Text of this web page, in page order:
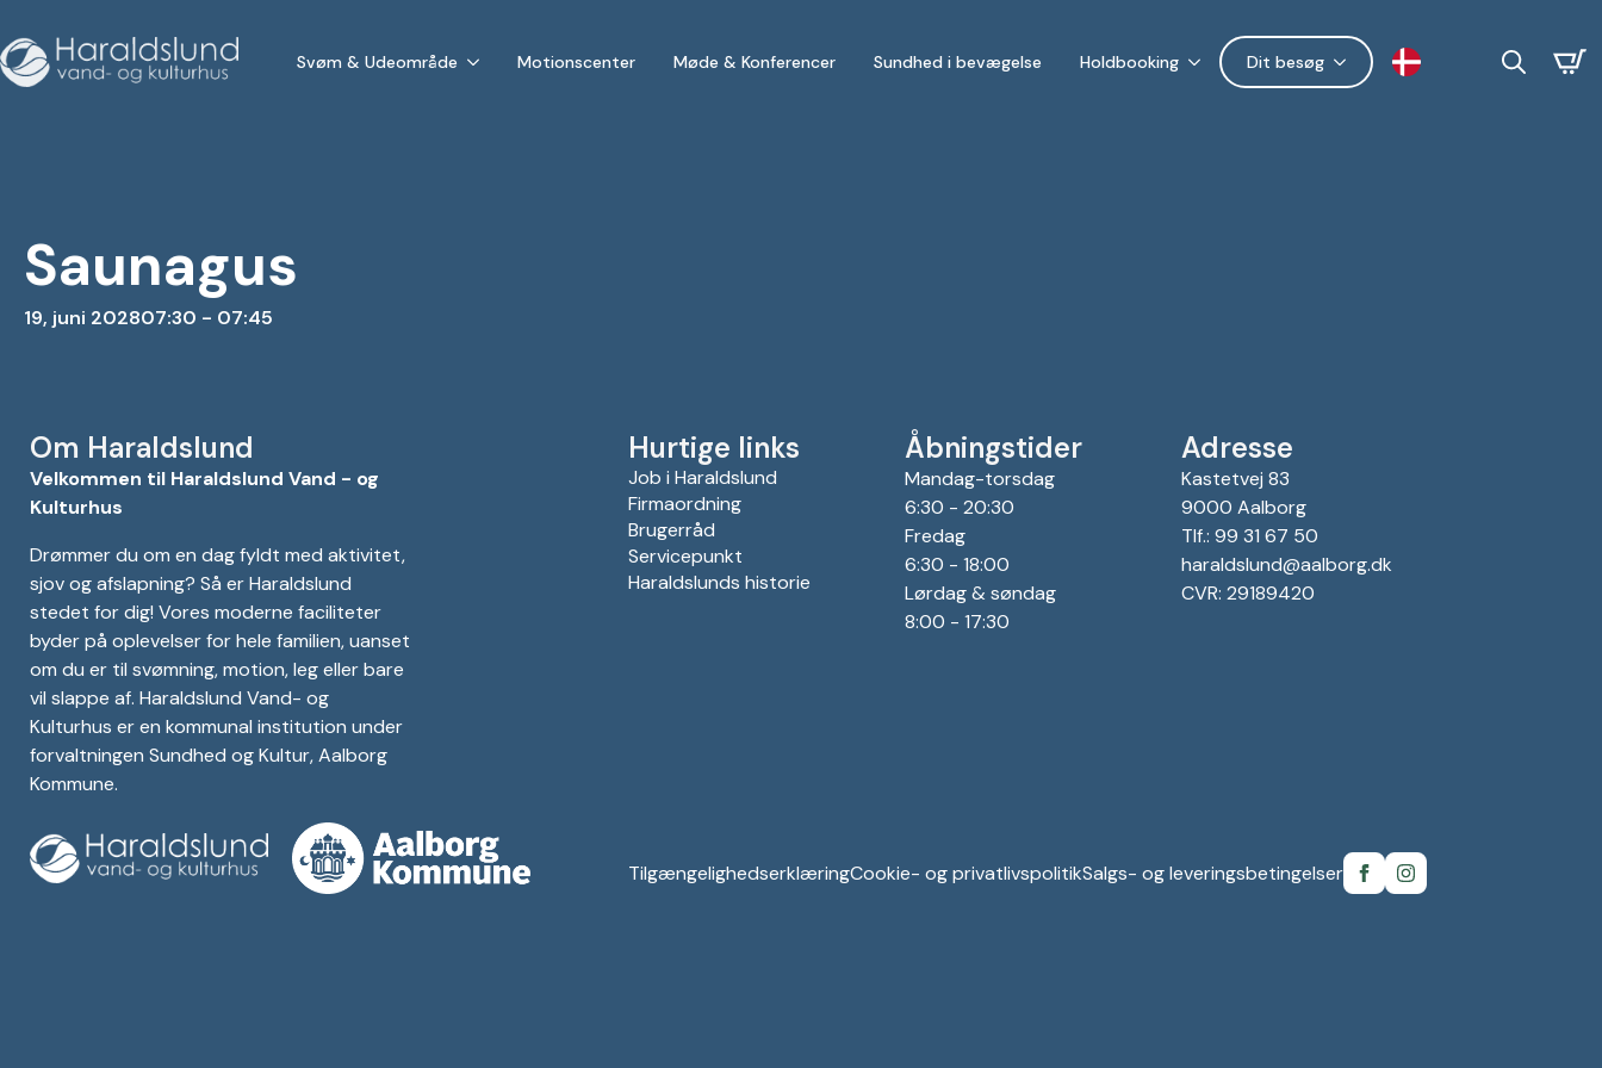
Svøm & Udeområde Motionscenter Møde & Konferencer Sundhed i bevægelse Holdbooking Dit besøg
Saunagus
19, juni 202807:30 - 07:45
Om Haraldslund
Velkommen til Haraldslund Vand - og
Kulturhus
Drømmer du om en dag fyldt med aktivitet,
sjov og afslapning? Så er Haraldslund
stedet for dig! Vores moderne faciliteter
byder på oplevelser for hele familien, uanset
om du er til svømning, motion, leg eller bare
vil slappe af. Haraldslund Vand- og
Kulturhus er en kommunal institution under
forvaltningen Sundhed og Kultur, Aalborg
Kommune.
Hurtige links
Job i Haraldslund
Firmaordning
Brugerråd
Servicepunkt
Haraldslunds historie
Åbningstider
Mandag-torsdag
6:30 - 20:30
Fredag
6:30 - 18:00
Lørdag & søndag
8:00 - 17:30
Adresse
Kastetvej 83
9000 Aalborg
Tlf.: 99 31 67 50
haraldslund@aalborg.dk
CVR: 29189420
TilgængelighedserklæringCookie- og privatlivspolitikSalgs- og leveringsbetingelser